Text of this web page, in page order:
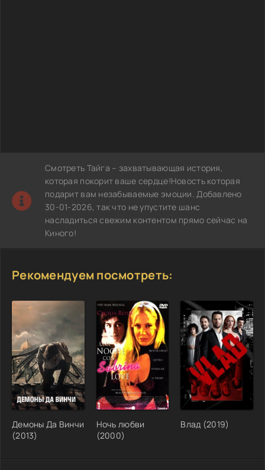
Смотреть Тайга – захватывающая история,
которая покорит ваше сердце!Новость которая
подарит вам незабываемые эмоции. Добавлено
30-01-2026, так что не упустите шанс
насладиться свежим контентом прямо сейчас на
Киного!
Рекомендуем посмотреть:
Демоны Да Винчи
(2013)
Ночь любви
(2000)
Влад (2019)